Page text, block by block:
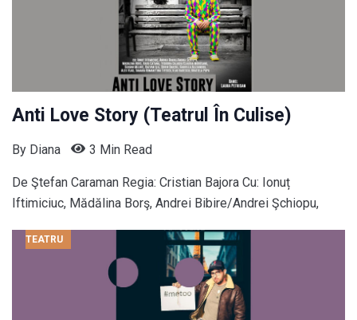
Anti Love Story (Teatrul În Culise)
By Diana 3 Min Read
De Ştefan Caraman Regia: Cristian Bajora Cu: Ionuț
Iftimiciuc, Mădălina Borş, Andrei Bibire/Andrei Şchiopu,
TEATRU